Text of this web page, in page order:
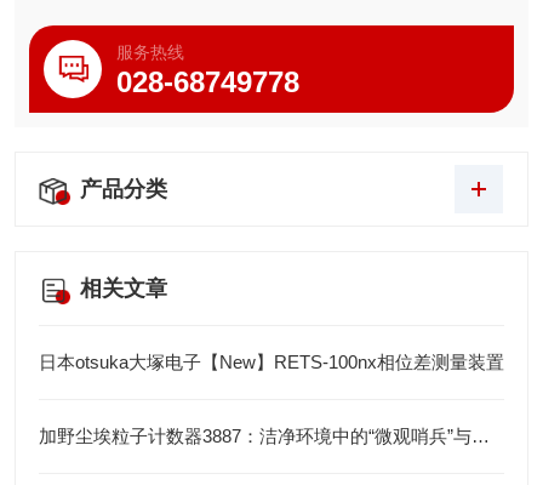
服务热线
028-68749778
产品分类
相关文章
日本otsuka大塚电子【New】RETS-100nx相位差测量装置
加野尘埃粒子计数器3887：洁净环境中的“微观哨兵”与洁净度“审计官”